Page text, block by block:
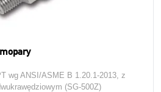
wg ANSI/ASME B 1.20.1-2013, z
(SG-500Z)